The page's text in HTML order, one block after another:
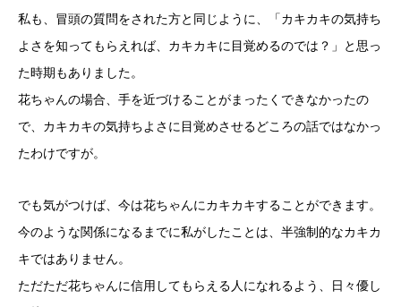
私も、冒頭の質問をされた方と同じように、「カキカキの気持ち
よさを知ってもらえれば、カキカキに目覚めるのでは？」と思っ
た時期もありました。
花ちゃんの場合、手を近づけることがまったくできなかったの
で、カキカキの気持ちよさに目覚めさせるどころの話ではなかっ
たわけですが。
でも気がつけば、今は花ちゃんにカキカキすることができます。
今のような関係になるまでに私がしたことは、半強制的なカキカ
キではありません。
ただただ花ちゃんに信用してもらえる人になれるよう、日々優し